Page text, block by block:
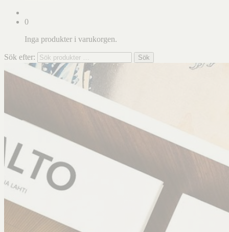
0
Inga produkter i varukorgen.
Sök efter: Sök